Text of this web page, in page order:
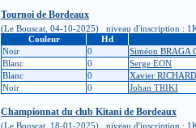
Tournoi de Bordeaux
(Le Bouscat, 04-10-2025) niveau d'inscription :
Couleur
Hd
Noir
0 Siméon BRAGA
Blanc
0 Serge EON
Blanc
0 Xavier RICHARD
Noir
0 Johan TRIKI
Championnat du club Kitani de Bordeaux
(Le Bouscat, 18-01-2025) niveau d'inscription :